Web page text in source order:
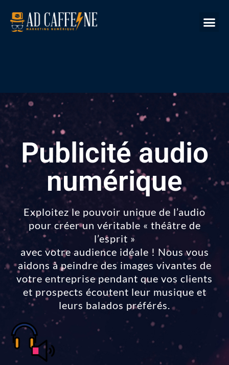
Publicité audio
numérique
Exploitez le pouvoir unique de l’audio
pour créer un véritable « théâtre de
l’esprit »
avec votre audience idéale ! Nous vous
aidons à peindre des images vivantes de
votre entreprise pendant que vos clients
et prospects écoutent leur musique et
leurs balados préférés.